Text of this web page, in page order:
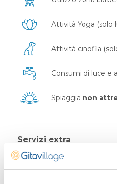
Attività Yoga (solo
Attività cinofila
Consumi di luce e
Spiaggia non
Servizi extra
Servizio spiaggia
verifica